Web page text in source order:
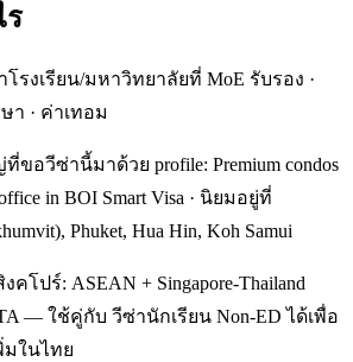
ร
รงเรียน/มหาวิทยาลัยที่ MoE รับรอง ·
า · ค่าเทอม
อวีซ่านี้มาด้วย profile: Premium condos
in BOI Smart Visa · นิยมอยู่ที่
Phuket, Hua Hin, Koh Samui
โปร์: ASEAN + Singapore-Thailand
— ใช้คู่กับ วีซ่านักเรียน Non-ED ได้เพื่อ
ในไทย